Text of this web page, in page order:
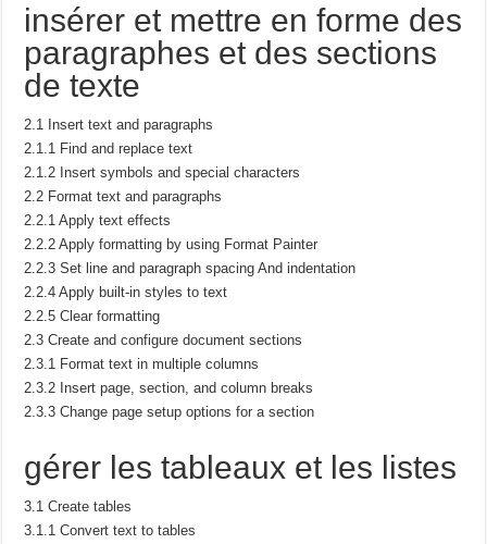
insérer et mettre en forme des
paragraphes et des sections
de texte
2.1 Insert text and paragraphs
2.1.1 Find and replace text
2.1.2 Insert symbols and special characters
2.2 Format text and paragraphs
2.2.1 Apply text effects
2.2.2 Apply formatting by using Format Painter
2.2.3 Set line and paragraph spacing And indentation
2.2.4 Apply built-in styles to text
2.2.5 Clear formatting
2.3 Create and configure document sections
2.3.1 Format text in multiple columns
2.3.2 Insert page, section, and column breaks
2.3.3 Change page setup options for a section
gérer les tableaux et les listes
3.1 Create tables
3.1.1 Convert text to tables